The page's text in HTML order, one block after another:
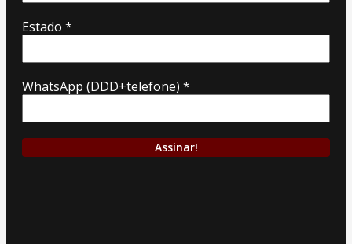
Estado *
WhatsApp (DDD+telefone) *